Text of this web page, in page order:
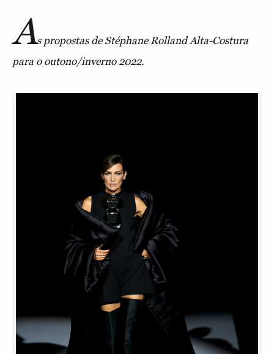
As propostas de Stéphane Rolland Alta-Costura
para o outono/inverno 2022.